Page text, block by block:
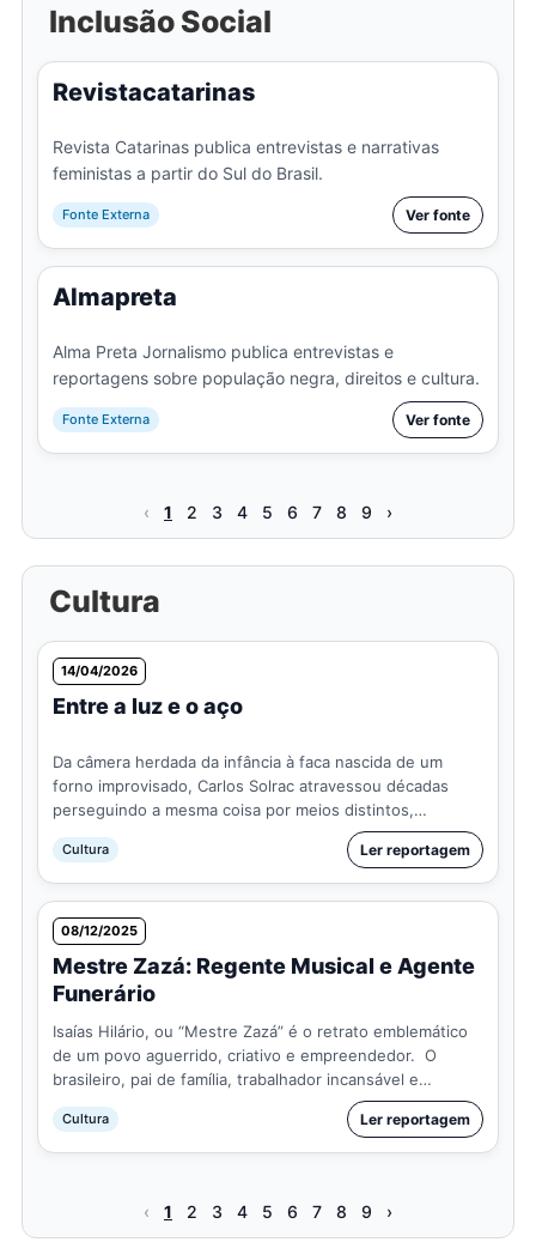
Inclusão Social
Revistacatarinas
Revista Catarinas publica entrevistas e narrativas
feministas a partir do Sul do Brasil.
Fonte Externa Ver fonte
Almapreta
Alma Preta Jornalismo publica entrevistas e
reportagens sobre população negra, direitos e cultura.
Fonte Externa Ver fonte
‹ 1 2 3 4 5 6 7 8 9 ›
Cultura
14/04/2026
Entre a luz e o aço
Da câmera herdada da infância à faca nascida de um
forno improvisado, Carlos Solrac atravessou décadas
perseguindo a mesma coisa por meios distintos,
juntando fotografia, polícia científica, pesquisa autoral e
reinvençã…
Cultura Ler reportagem
08/12/2025
Mestre Zazá: Regente Musical e Agente
Funerário
Isaías Hilário, ou “Mestre Zazá” é o retrato emblemático
de um povo aguerrido, criativo e empreendedor. O
brasileiro, pai de família, trabalhador incansável e
personagem que você está prestes a conhecer, di…
Cultura Ler reportagem
‹ 1 2 3 4 5 6 7 8 9 ›